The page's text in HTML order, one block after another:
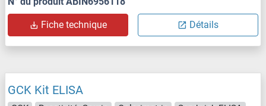
Fiche technique Détails
GCK Kit ELISA